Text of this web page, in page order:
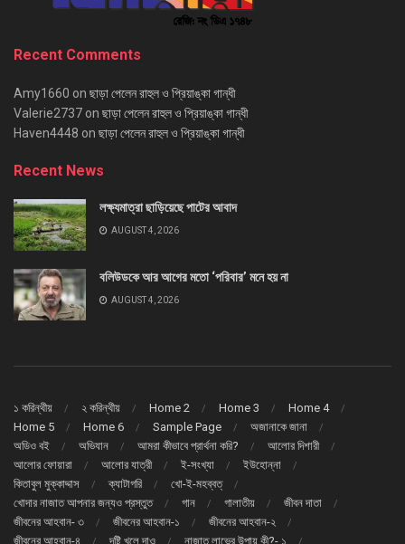
Recent Comments
Amy1660 on ছাড়া পেলেন রাহুল ও প্রিয়াঙ্কা গান্ধী
Valerie2737 on ছাড়া পেলেন রাহুল ও প্রিয়াঙ্কা গান্ধী
Haven4448 on ছাড়া পেলেন রাহুল ও প্রিয়াঙ্কা গান্ধী
Recent News
লক্ষ্যমাত্রা ছাড়িয়েছে পাটের আবাদ
AUGUST 4, 2026
বলিউডকে আর আগের মতো ‘পরিবার’ মনে হয় না
AUGUST 4, 2026
১ করিন্থীয় ২ করিন্থীয় Home 2 Home 3
Home 4
Home 5
Home 6 Sample Page
অজানাকে জানা
অডিও বই
অভিযান আমরা কীভাবে প্রার্থনা করি?
আলোর দিশারী
আলোর ফোয়ারা
আলোর যাত্রী ই-সংখ্যা
ইউহোন্না
কিতাবুল মুক্কাদ্দাস
ক্যাটাগরি
খো-ই-মহব্বত্
খোদার নাজাত আপনার জন্যও প্রস্তুত
গান গালাতীয়
জীবন দাতা
জীবনের আহবান- ৩
জীবনের আহবান-১
জীবনের আহবান-২
জীবনের আহবান-৪
দৃষ্টি খুলে দাও নাজাত লাভের উপায় কী?- ১